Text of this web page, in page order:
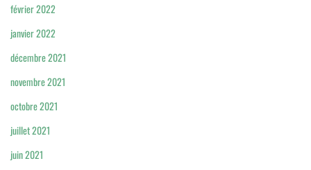
février 2022
janvier 2022
décembre 2021
novembre 2021
octobre 2021
juillet 2021
juin 2021